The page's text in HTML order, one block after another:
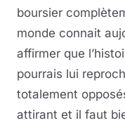
boursier
monde connait
affirmer que
pourrais lui
totalement
attirant et il faut